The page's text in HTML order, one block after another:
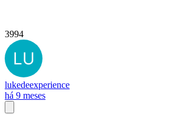
3994
lukedeexperience
há 9 meses